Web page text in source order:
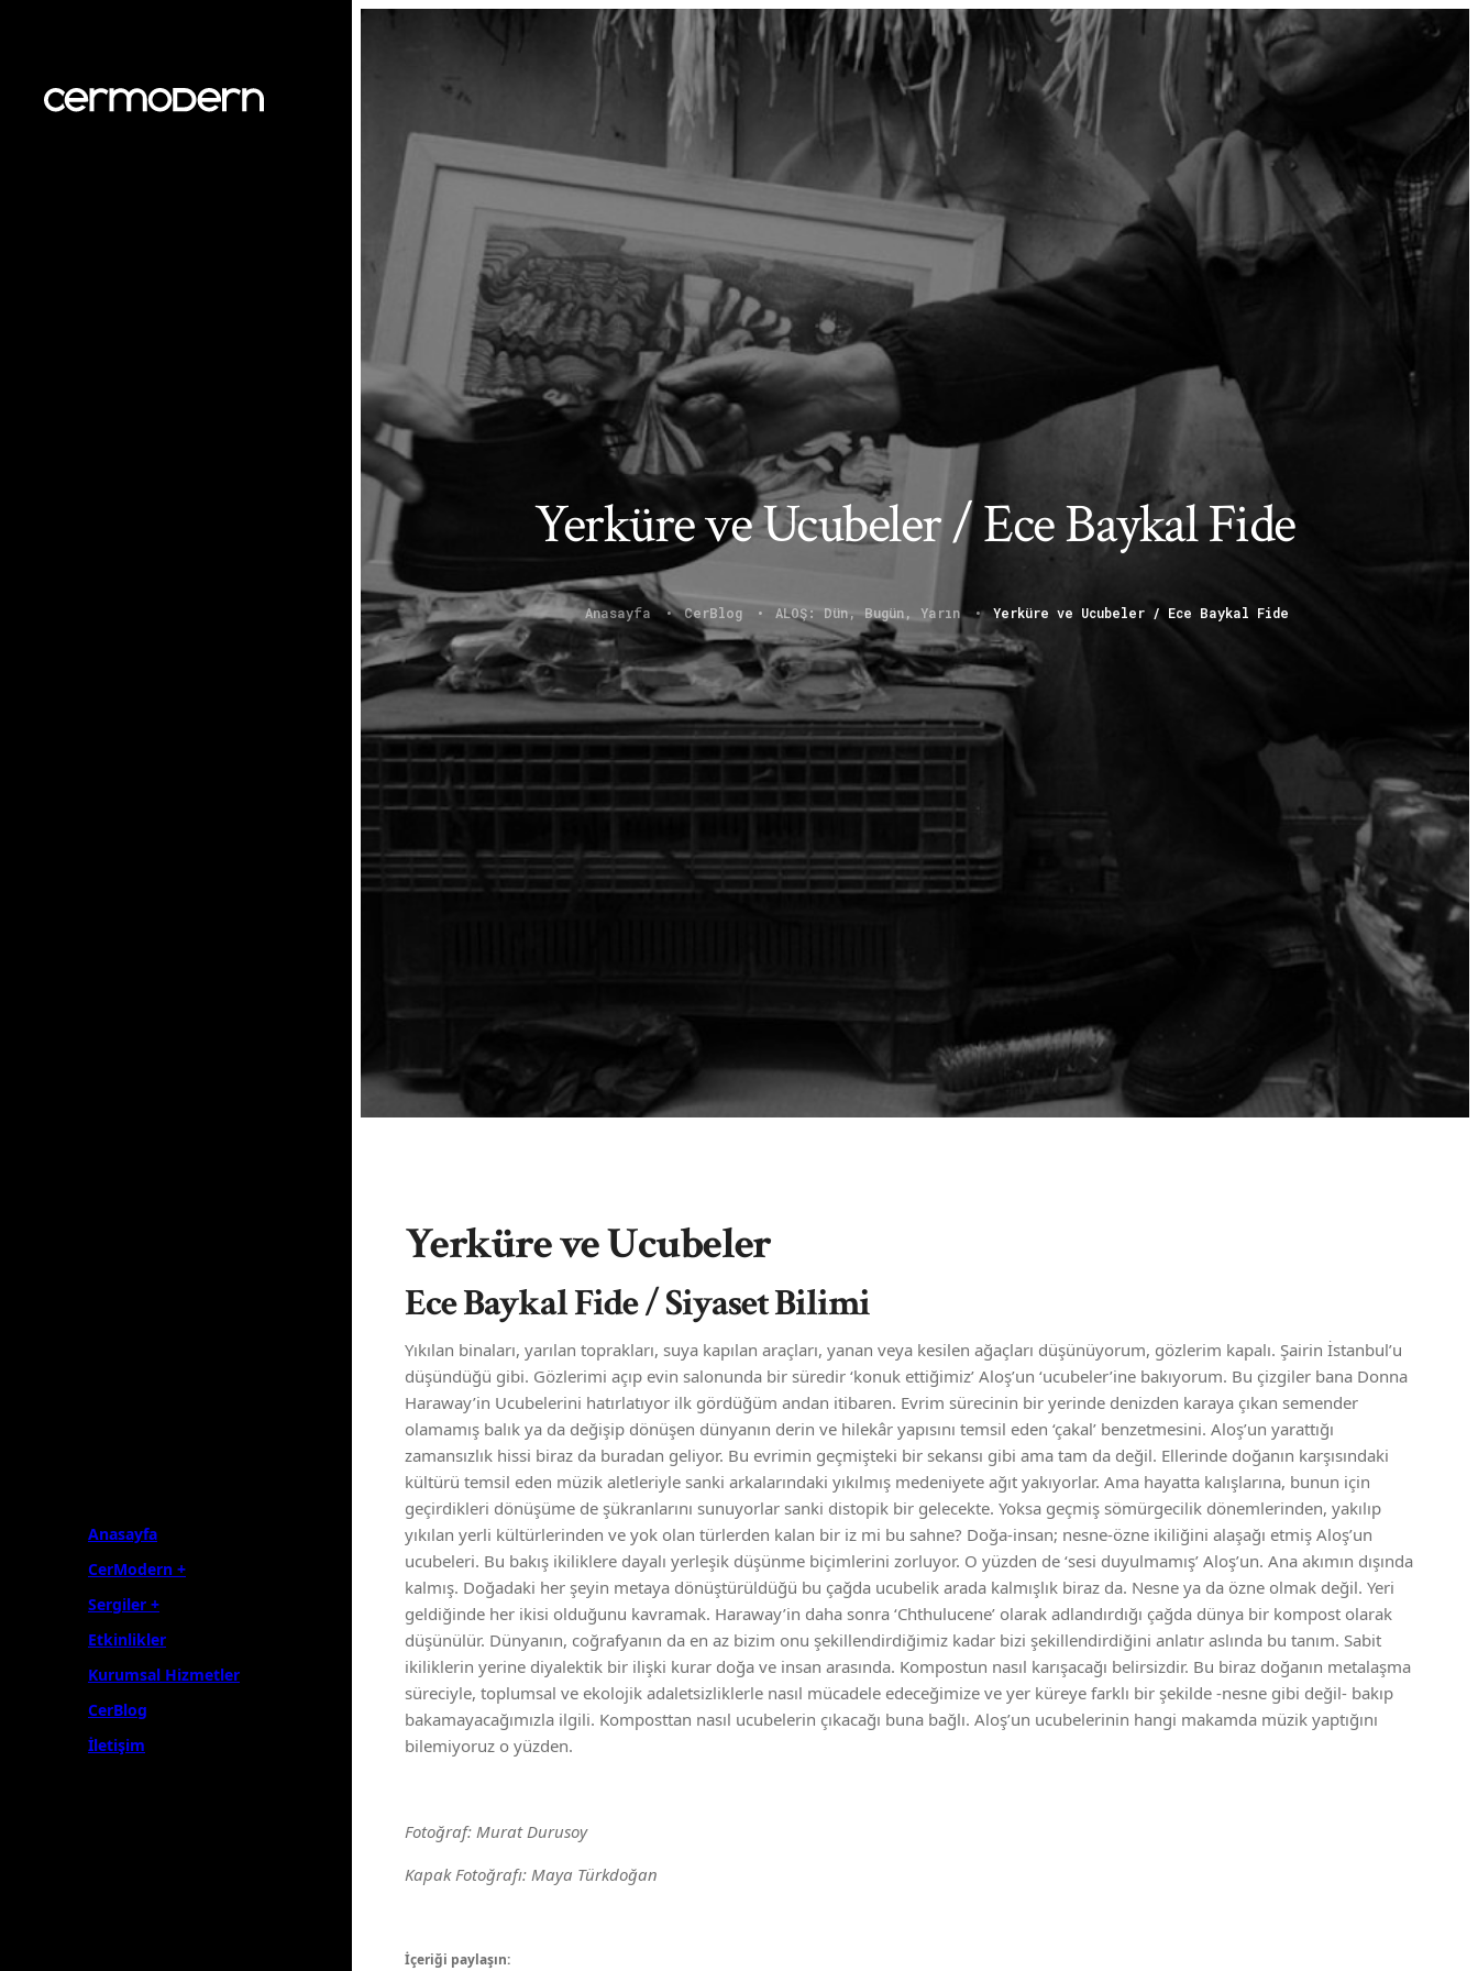
Anasayfa
CerModern +
Sergiler +
Etkinlikler
Kurumsal Hizmetler
CerBlog
İletişim
Yerküre ve Ucubeler / Ece Baykal Fide
Anasayfa CerBlog ALOŞ: Dün, Bugün, Yarın Yerküre ve Ucubeler / Ece Baykal Fide
Yerküre ve Ucubeler
Ece Baykal Fide / Siyaset Bilimi
Yıkılan binaları, yarılan toprakları, suya kapılan araçları, yanan veya kesilen ağaçları düşünüyorum, gözlerim kapalı. Şairin İstanbul’u
düşündüğü gibi. Gözlerimi açıp evin salonunda bir süredir ‘konuk ettiğimiz’ Aloş’un ‘ucubeler’ine bakıyorum. Bu çizgiler bana Donna
Haraway’in Ucubelerini hatırlatıyor ilk gördüğüm andan itibaren. Evrim sürecinin bir yerinde denizden karaya çıkan semender
olamamış balık ya da değişip dönüşen dünyanın derin ve hilekâr yapısını temsil eden ‘çakal’ benzetmesini. Aloş’un yarattığı
zamansızlık hissi biraz da buradan geliyor. Bu evrimin geçmişteki bir sekansı gibi ama tam da değil. Ellerinde doğanın karşısındaki
kültürü temsil eden müzik aletleriyle sanki arkalarındaki yıkılmış medeniyete ağıt yakıyorlar. Ama hayatta kalışlarına, bunun için
geçirdikleri dönüşüme de şükranlarını sunuyorlar sanki distopik bir gelecekte. Yoksa geçmiş sömürgecilik dönemlerinden, yakılıp
yıkılan yerli kültürlerinden ve yok olan türlerden kalan bir iz mi bu sahne? Doğa-insan; nesne-özne ikiliğini alaşağı etmiş Aloş’un
ucubeleri. Bu bakış ikiliklere dayalı yerleşik düşünme biçimlerini zorluyor. O yüzden de ‘sesi duyulmamış’ Aloş’un. Ana akımın dışında
kalmış. Doğadaki her şeyin metaya dönüştürüldüğü bu çağda ucubelik arada kalmışlık biraz da. Nesne ya da özne olmak değil. Yeri
geldiğinde her ikisi olduğunu kavramak. Haraway’in daha sonra ‘Chthulucene’ olarak adlandırdığı çağda dünya bir kompost olarak
düşünülür. Dünyanın, coğrafyanın da en az bizim onu şekillendirdiğimiz kadar bizi şekillendirdiğini anlatır aslında bu tanım. Sabit
ikiliklerin yerine diyalektik bir ilişki kurar doğa ve insan arasında. Kompostun nasıl karışacağı belirsizdir. Bu biraz doğanın metalaşma
süreciyle, toplumsal ve ekolojik adaletsizliklerle nasıl mücadele edeceğimize ve yer küreye farklı bir şekilde -nesne gibi değil- bakıp
bakamayacağımızla ilgili. Komposttan nasıl ucubelerin çıkacağı buna bağlı. Aloş’un ucubelerinin hangi makamda müzik yaptığını
bilemiyoruz o yüzden.
Fotoğraf: Murat Durusoy
Kapak Fotoğrafı: Maya Türkdoğan
İçeriği paylaşın: